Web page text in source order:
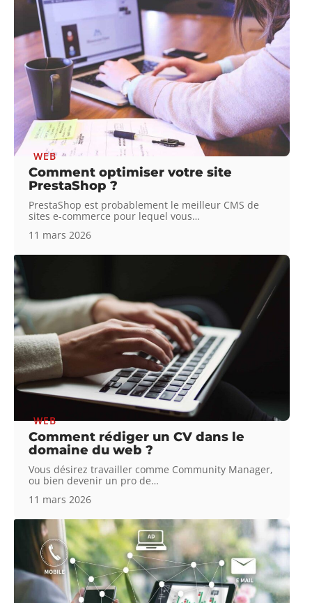
WEB
Comment optimiser votre site
PrestaShop ?
PrestaShop est probablement le meilleur CMS de
sites e-commerce pour lequel vous…
11 mars 2026
WEB
Comment rédiger un CV dans le
domaine du web ?
Vous désirez travailler comme Community Manager,
ou bien devenir un pro de…
11 mars 2026